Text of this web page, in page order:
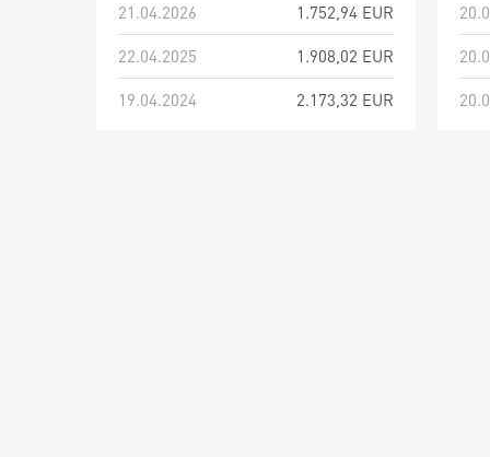
21.04.2026
1.752,94 EUR
22.04.2025
1.908,02 EUR
19.04.2024
2.173,32 EUR